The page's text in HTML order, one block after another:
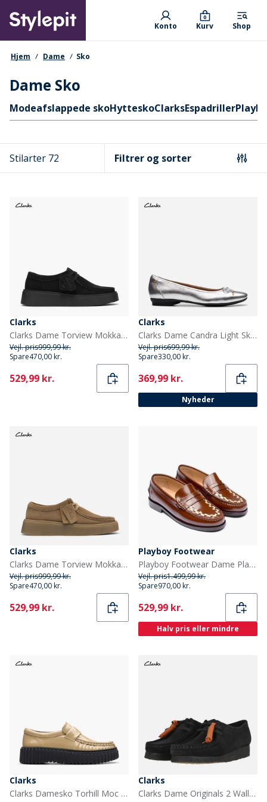
main
content
Primary departments
Konto Kurv
0
Shop
navigationssti
Hjem Dame Sko
Dame Sko
Hurtige links
Modeafslappede skoHytteskoClarksEspadriller
Stilarter 72 Filtrer og sorter
Clarks
Clarks Dame Torview Mokkasiner Black Suede
Vejl. pris999,99 kr.
Spare470,00 kr.
Current
529,99 kr.
Clarks
Clarks Dame Candra Light Sko Silver Metallic
Vejl. pris699,99 kr.
Spare330,00 kr.
Current
369,99 kr.
Nyheder
Clarks
Clarks Dame Torview Mokkasiner Dark Sand Suede
Vejl. pris999,99 kr.
Spare470,00 kr.
Current
529,99 kr.
Playboy Footwear
Playboy Footwear Dame Playboys Fodtøj Toc1936 Sofia Loafers Brun/White Polido
Vejl. pris1.499,99 kr.
Spare970,00 kr.
Current
529,99 kr.
Halv pris eller mindre
Clarks
Clarks Damesko Torhill Moc Sko Beige Patent
Clarks
Clarks Dame Originals 2 Wallabee D Sko 1219 Black Suede